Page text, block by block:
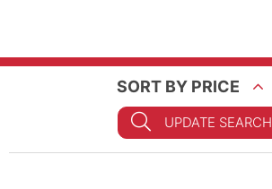
SORT BY PRICE
UPDATE SEARCH